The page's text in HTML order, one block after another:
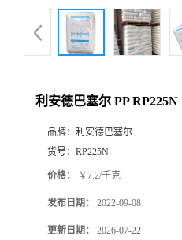
品
厅
利安德巴塞尔 PP RP225N
品牌： 利安德巴塞尔
货号： RP225N
价格： ￥7.2/千克
发布日期： 2022-09-08
更新日期： 2026-07-22